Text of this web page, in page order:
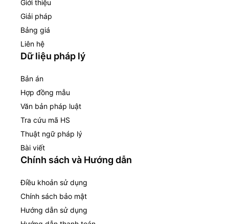
Giới thiệu
Giải pháp
Bảng giá
Liên hệ
Dữ liệu pháp lý
Bản án
Hợp đồng mẫu
Văn bản pháp luật
Tra cứu mã HS
Thuật ngữ pháp lý
Bài viết
Chính sách và Hướng dẫn
Điều khoản sử dụng
Chính sách bảo mật
Hướng dẫn sử dụng